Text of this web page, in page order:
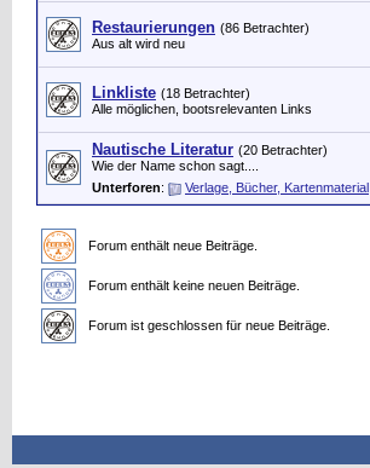
Restaurierungen (86 Betrachter)
Aus alt wird neu
Linkliste (18 Betrachter)
Alle möglichen, bootsrelevanten Links
Nautische Literatur (20 Betrachter)
Wie der Name schon sagt....
Unterforen: Verlage, Bücher, Kartenmaterial
Forum enthält neue Beiträge.
Forum enthält keine neuen Beiträge.
Forum ist geschlossen für neue Beiträge.